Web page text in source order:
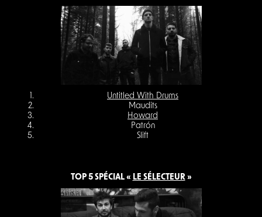
Untitled With Drums
Maudits
Howard
Patrón
Slift
TOP 5 SPÉCIAL « LE SÉLECTEUR»